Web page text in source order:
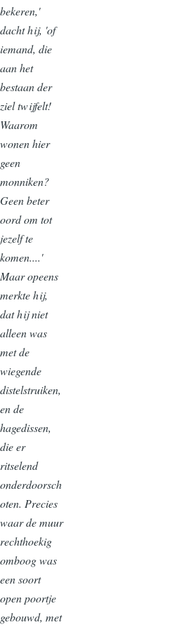
bekeren,'
dacht hij, 'of
iemand, die
aan het
bestaan der
ziel twijfelt!
Waarom
wonen hier
geen
monniken?
Geen beter
oord om tot
jezelf te
komen....'
Maar opeens
merkte hij,
dat hij niet
alleen was
met de
wiegende
distelstruiken,
en de
hagedissen,
die er
ritselend
onderdoorsch
oten. Precies
waar de muur
rechthoekig
omboog was
een soort
open poortje
gebouwd, met